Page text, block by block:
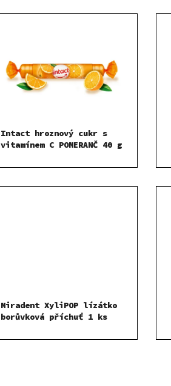
Intact hroznový cukr s
vitamínem C POMERANČ 40 g
Miradent XyliPOP lízátko
borůvková příchuť 1 ks